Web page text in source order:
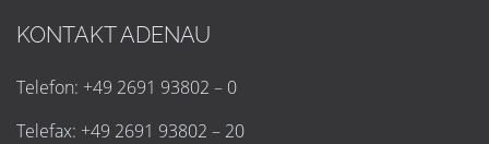
KONTAKT ADENAU
Telefon: +49 2691 93802 – 0
Telefax: +49 2691 93802 – 20